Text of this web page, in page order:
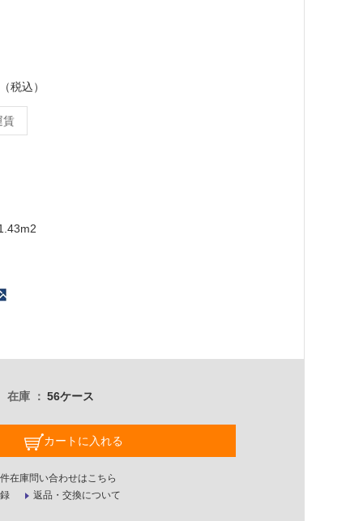
税込）
賃
在庫 56ケース
カートに入れる
在庫問い合わせはこちら
返品・交換について